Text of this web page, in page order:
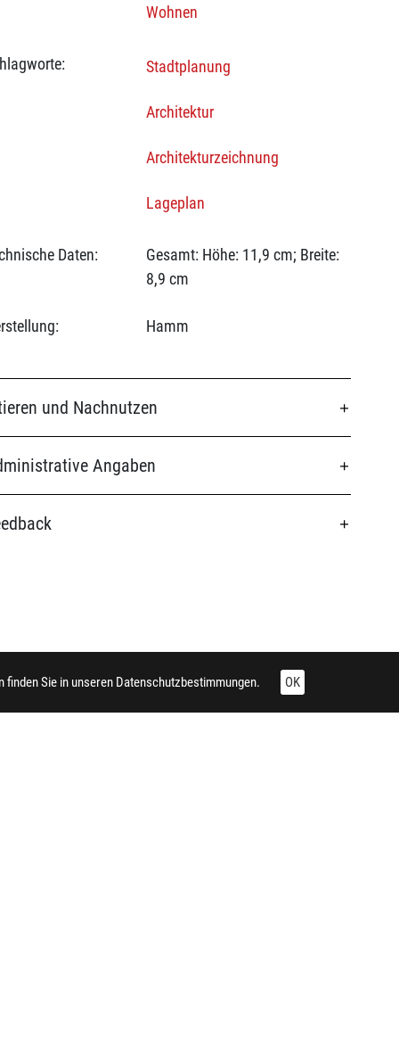
Wohnen
Stadtplanung
Architektur
Architekturzeichnung
Lageplan
Daten:
Gesamt: Höhe: 11,9 cm; Breite:
8,9 cm
Hamm
und Nachnutzen
Angaben
finden Sie in unseren Datenschutzbestimmungen. OK